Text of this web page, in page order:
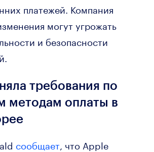
платежей. Компания
могут угрожать
и безопасности
требования по
методам оплаты в
сообщает, что Apple